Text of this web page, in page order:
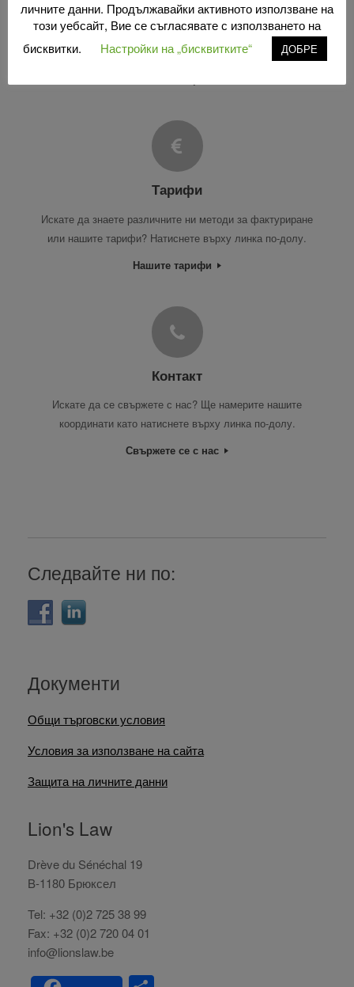
Открийте нашите сфери на компетентност като щракнете
върху линка по-долу.
Тарифи
Искате да знаете различните ни методи за фактуриране
или нашите тарифи? Натиснете върху линка по-долу.
Нашите тарифи
Контакт
Искате да се свържете с нас? Ще намерите нашите
координати като натиснете върху линка по-долу.
Свържете се с нас
Следвайте ни по:
Документи
Общи търговски условия
Условия за използване на сайта
Защита на личните данни
Lion's Law
Drève du Sénéchal 19
B-1180 Брюксел
Tel: +32 (0)2 725 38 99
Fax: +32 (0)2 720 04 01
info@lionslaw.be
личните данни. Продължавайки активното използване на
този уебсайт, Вие се съгласявате с използването на
бисквитки.
Настройки на „бисквитките“ ДОБРЕ